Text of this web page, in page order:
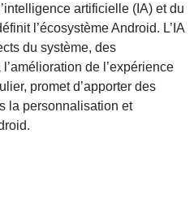
artificielle (IA) et du
l’écosystème Android. L’IA
du système, des
de l’expérience
promet d’apporter des
la personnalisation et